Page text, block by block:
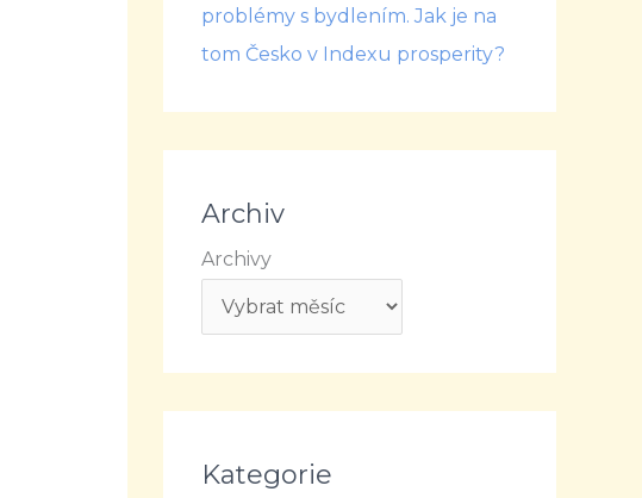
problémy s bydlením. Jak je na
tom Česko v Indexu prosperity?
Archiv
Archivy
Kategorie